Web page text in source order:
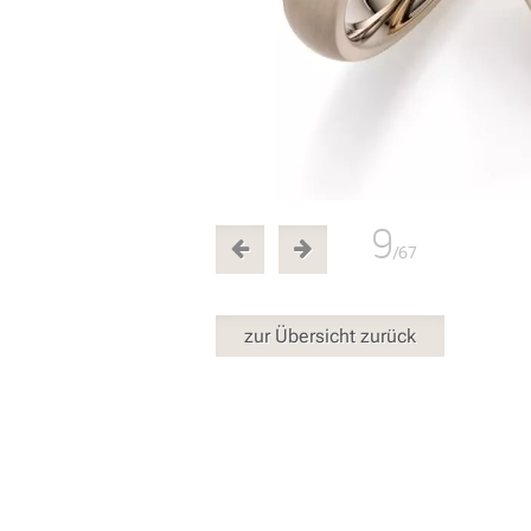
9/67
zur Übersicht zurück